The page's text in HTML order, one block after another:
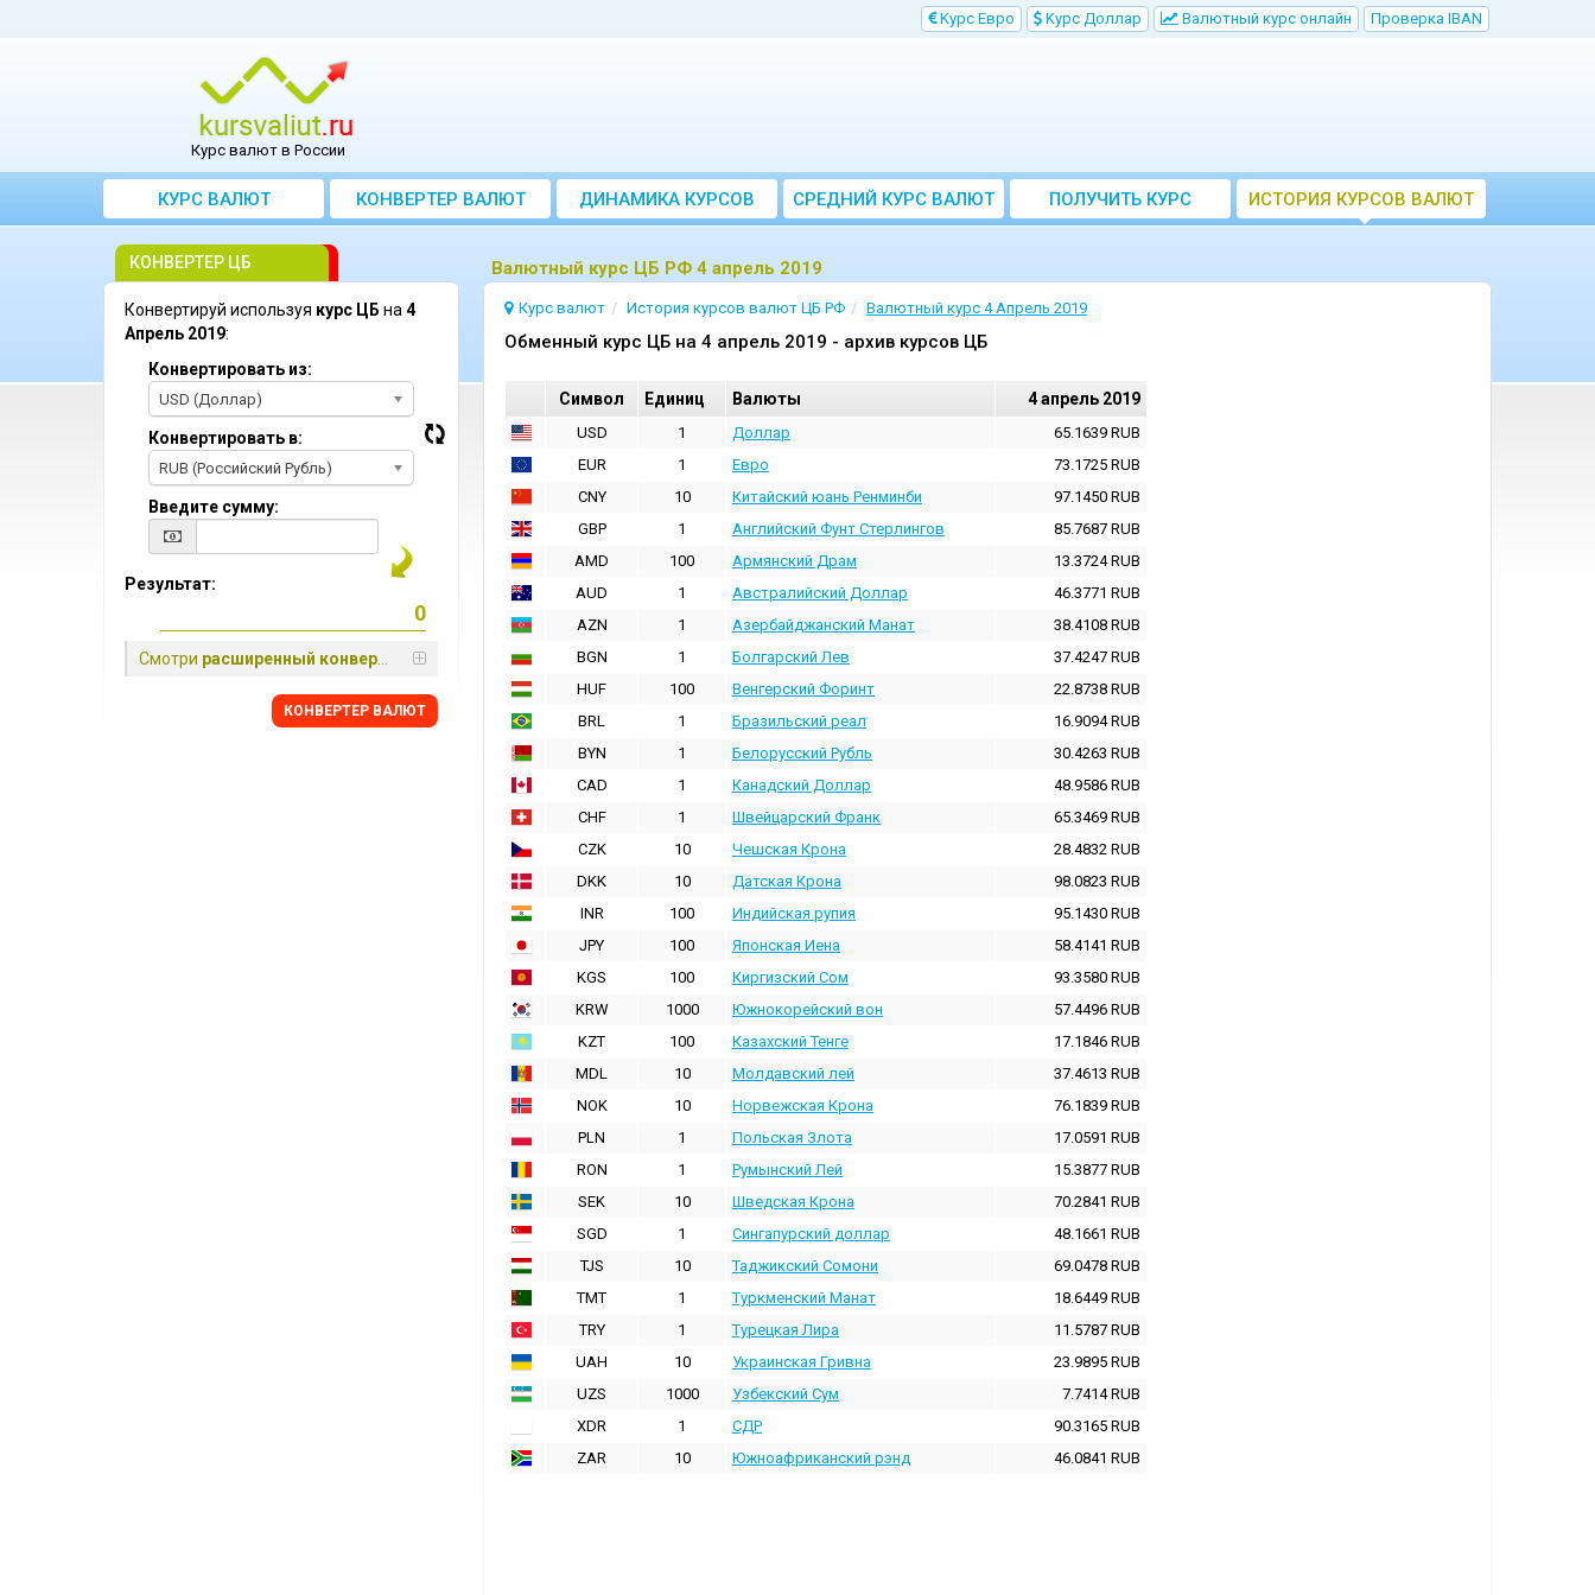
Kурс Евро Kурс Доллар Bалютный курс онлайн Проверка IBAN
Курс валют в России
КУРС ВАЛЮТ КОНВЕРТЕР ВАЛЮТ ДИНАМИКА КУРСОВ
CРЕДНИЙ КУРС ВАЛЮТ
ЗА МЕСЯЦ
ПОЛУЧИТЬ КУРС
ВАЛЮТ ЦБ
ИСТОРИЯ КУРСОВ ВАЛЮТ
ЦБ РФ
Bалютный курс ЦБ РФ 4 апрель 2019
Курс валют История курсов валют ЦБ РФ Валютный курс 4 Апрель 2019
Oбменный курс ЦБ на 4 апрель 2019 - архив курсов ЦБ
Cимвол Единиц Валюты 4 апрель 2019
USD 1 Доллар 65.1639 RUB
EUR
1 Евро 73.1725 RUB
CNY
10 Китайский юань Ренминби 97.1450 RUB
GBP
1 Английский Фунт Стерлингов 85.7687 RUB
AMD
100 Армянский Драм 13.3724RUB
AUD
1 Австралийский Доллар 46.3771 RUB
AZN
1 Азербайджанский Манат 38.4108 RUB
BGN
1 Болгарский Лев 37.4247 RUB
HUF
100 Венгерский Форинт 22.8738 RUB
BRL
1 Бразильский реал 16.9094RUB
BYN
1 Белорусский Рубль 30.4263 RUB
CAD
1 Канадский Доллар 48.9586 RUB
CHF
1 Швейцарский Франк 65.3469 RUB
CZK
10 Чешская Крона 28.4832 RUB
DKK
10 Датская Крона 98.0823 RUB
INR
100 Индийская pупия 95.1430 RUB
JPY
100 Японская Иена 58.4141 RUB
KGS
100 Киргизский Сом 93.3580 RUB
KRW
1000 Южнокорейский вон 57.4496 RUB
KZT
100 Казахский Тенге 17.1846 RUB
MDL
10 Молдавский лей 37.4613 RUB
NOK
10 Норвежская Крона 76.1839 RUB
PLN
1 Польская Злота 17.0591 RUB
RON
1 Румынский Лей 15.3877 RUB
SEK
10 Шведская Крона 70.2841 RUB
SGD
1 Сингапурский доллар 48.1661 RUB
TJS
10 Таджикский Сомони 69.0478 RUB
TMT
1 Туркменский Манат 18.6449 RUB
TRY
1 Турецкая Лира 11.5787 RUB
UAH
10 Украинская Гривна 23.9895 RUB
UZS
1000 Узбекский Сум 7.7414RUB
XDR
1 СДР 90.3165 RUB
ZAR
10 Южноафриканский рэнд 46.0841 RUB
КОНВЕРТЕР ЦБ
Конвертируй используя курс ЦБ на 4
Апрель 2019:
Конвертировать из:
USD (Доллар)
Конвертировать в:
RUB (Российский Рубль)
Введите сумму:
Результат:
Смотри расширенный конвертер
КОНВЕРТЕР ВАЛЮТ